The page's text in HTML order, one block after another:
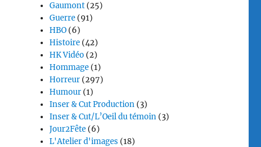
Gaumont (25)
Guerre (91)
HBO (6)
Histoire (42)
HK Vidéo (2)
Hommage (1)
Horreur (297)
Humour (1)
Inser & Cut Production (3)
Inser & Cut/L’Oeil du témoin (3)
Jour2Fête (6)
L'Atelier d'images (18)